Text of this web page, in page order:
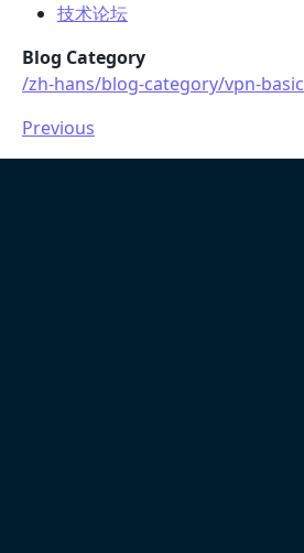
技术论坛
Blog Category
/zh-hans/blog-category/vpn-basic
Previous